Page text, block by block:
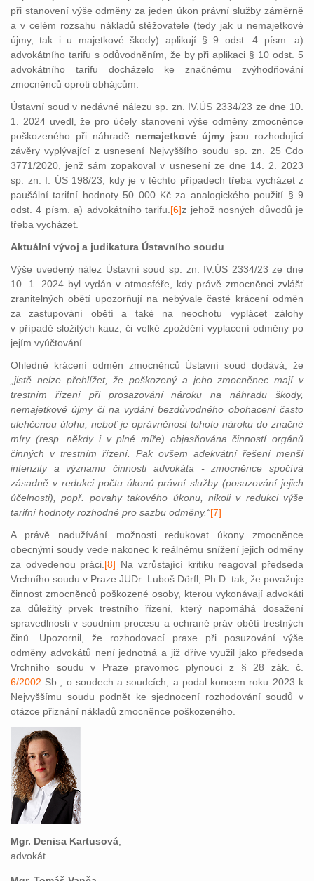
při stanovení výše odměny za jeden úkon právní služby záměrně
a v celém rozsahu nákladů stěžovatele (tedy jak u nemajetkové
újmy, tak i u majetkové škody) aplikují § 9 odst. 4 písm. a)
advokátního tarifu s odůvodněním, že by při aplikaci § 10 odst. 5
advokátního tarifu docházelo ke značnému zvýhodňování
zmocněnců oproti obhájcům.
Ústavní soud v nedávné nálezu sp. zn. IV.ÚS 2334/23 ze dne 10.
1. 2024 uvedl, že pro účely stanovení výše odměny zmocněnce
poškozeného při náhradě nemajetkové újmy jsou rozhodující
závěry vyplývající z usnesení Nejvyššího soudu sp. zn. 25 Cdo
3771/2020, jenž sám zopakoval v usnesení ze dne 14. 2. 2023
sp. zn. I. ÚS 198/23, kdy je v těchto případech třeba vycházet z
paušální tarifní hodnoty 50 000 Kč za analogického použití § 9
odst. 4 písm. a) advokátního tarifu. [6]z jehož nosných důvodů je
třeba vycházet.
Aktuální vývoj a judikatura Ústavního soudu
Výše uvedený nález Ústavní soud sp. zn. IV.ÚS 2334/23 ze dne
10. 1. 2024 byl vydán v atmosféře, kdy právě zmocněnci zvlášť
zranitelných obětí upozorňují na nebývale časté krácení odměn
za zastupování obětí a také na neochotu vyplácet zálohy
v případě složitých kauz, či velké zpoždění vyplacení odměny po
jejím vyúčtování.
Ohledně krácení odměn zmocněnců Ústavní soud dodává, že
„jistě nelze přehlížet, že poškozený a jeho zmocněnec mají v
trestním řízení při prosazování nároku na náhradu škody,
nemajetkové újmy či na vydání bezdůvodného obohacení často
ulehčenou úlohu, neboť je oprávněnost tohoto nároku do značné
míry (resp. někdy i v plné míře) objasňována činností orgánů
činných v trestním řízení. Pak ovšem adekvátní řešení menší
intenzity a významu činnosti advokáta - zmocněnce spočívá
zásadně v redukci počtu úkonů právní služby (posuzování jejich
účelnosti), popř. povahy takového úkonu, nikoli v redukci výše
tarifní hodnoty rozhodné pro sazbu odměny.“[7]
A právě nadužívání možnosti redukovat úkony zmocněnce
obecnými soudy vede nakonec k reálnému snížení jejich odměny
za odvedenou práci. [8] Na vzrůstající kritiku reagoval předseda
Vrchního soudu v Praze JUDr. Luboš Dörfl, Ph.D. tak, že považuje
činnost zmocněnců poškozené osoby, kterou vykonávají advokáti
za důležitý prvek trestního řízení, který napomáhá dosažení
spravedlnosti v soudním procesu a ochraně práv obětí trestných
činů. Upozornil, že rozhodovací praxe při posuzování výše
odměny advokátů není jednotná a již dříve využil jako předseda
Vrchního soudu v Praze pravomoc plynoucí z § 28 zák. č.
6/2002 Sb., o soudech a soudcích, a podal koncem roku 2023 k
Nejvyššímu soudu podnět ke sjednocení rozhodování soudů v
otázce přiznání nákladů zmocněnce poškozeného.
Mgr. Denisa Kartusová
advokát